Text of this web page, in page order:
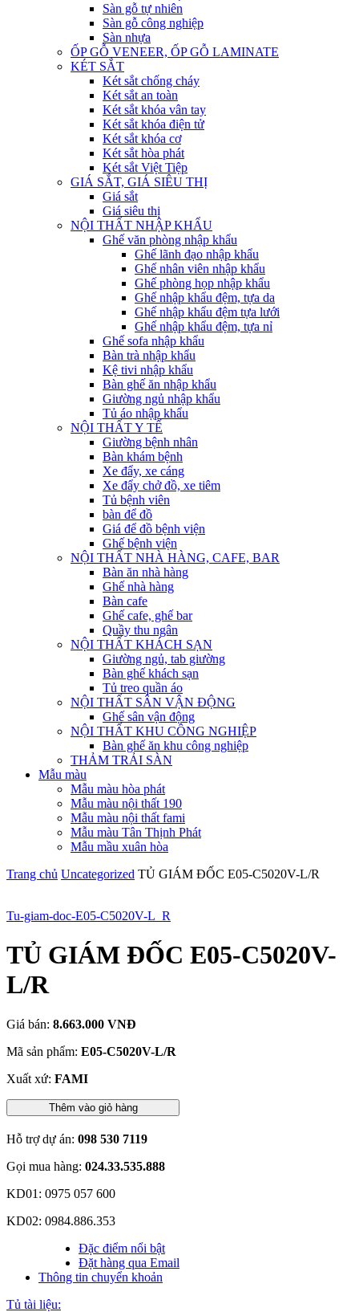
Sàn gỗ tự nhiên
Sàn gỗ công nghiệp
Sàn nhựa
ỐP GỖ VENEER, ỐP GỖ LAMINATE
KÉT SẮT
Két sắt chống cháy
Két sắt an toàn
Két sắt khóa vân tay
Két sắt khóa điện tử
Két sắt khóa cơ
Két sắt hòa phát
Két sắt Việt Tiệp
GIÁ SẮT, GIÁ SIÊU THỊ
Giá sắt
Giá siêu thị
NỘI THẤT NHẬP KHẨU
Ghế văn phòng nhập khẩu
Ghế lãnh đạo nhập khẩu
Ghế nhân viên nhập khẩu
Ghế phòng họp nhập khẩu
Ghế nhập khẩu đệm, tựa da
Ghế nhập khẩu đệm tựa lưới
Ghế nhập khẩu đệm, tựa nỉ
Ghế sofa nhập khẩu
Bàn trà nhập khẩu
Kệ tivi nhập khẩu
Bàn ghế ăn nhập khẩu
Giường ngủ nhập khẩu
Tủ áo nhập khẩu
NỘI THẤT Y TẾ
Giường bệnh nhân
Bàn khám bệnh
Xe đẩy, xe cáng
Xe đẩy chở đồ, xe tiêm
Tủ bệnh viên
bàn để đồ
Giá để đồ bệnh viện
Ghế bệnh viện
NỘI THẤT NHÀ HÀNG, CAFE, BAR
Bàn ăn nhà hàng
Ghế nhà hàng
Bàn cafe
Ghế cafe, ghế bar
Quầy thu ngân
NỘI THẤT KHÁCH SẠN
Giường ngủ, tab giường
Bàn ghế khách sạn
Tủ treo quần áo
NỘI THẤT SÂN VẬN ĐỘNG
Ghế sân vận động
NỘI THẤT KHU CÔNG NGHIỆP
Bàn ghế ăn khu công nghiệp
THẢM TRẢI SÀN
Mẫu màu
Mẫu màu hòa phát
Mẫu màu nội thất 190
Mẫu màu nội thất fami
Mẫu màu Tân Thịnh Phát
Mẫu mầu xuân hòa
Trang chủ Uncategorized TỦ GIÁM ĐỐC E05-C5020V-L/R
Tu-giam-doc-E05-C5020V-L_R
TỦ GIÁM ĐỐC E05-C5020V-
L/R
Giá bán: 8.663.000 VNĐ
Mã sản phẩm: E05-C5020V-L/R
Xuất xứ: FAMI
Thêm vào giỏ hàng
Hỗ trợ dự án: 098 530 7119
Gọi mua hàng: 024.33.535.888
KD01: 0975 057 600
KD02: 0984.886.353
Đặc điểm nổi bật
Đặt hàng qua Email
Thông tin chuyển khoản
Tủ tài liệu: